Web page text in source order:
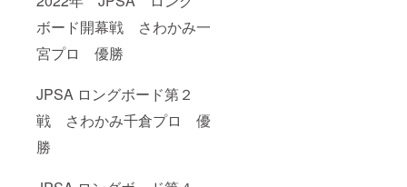
ボード開幕戦 さわかみ一
宮プロ 優勝
JPSA ロングボード第２
戦 さわかみ千倉プロ 優
勝